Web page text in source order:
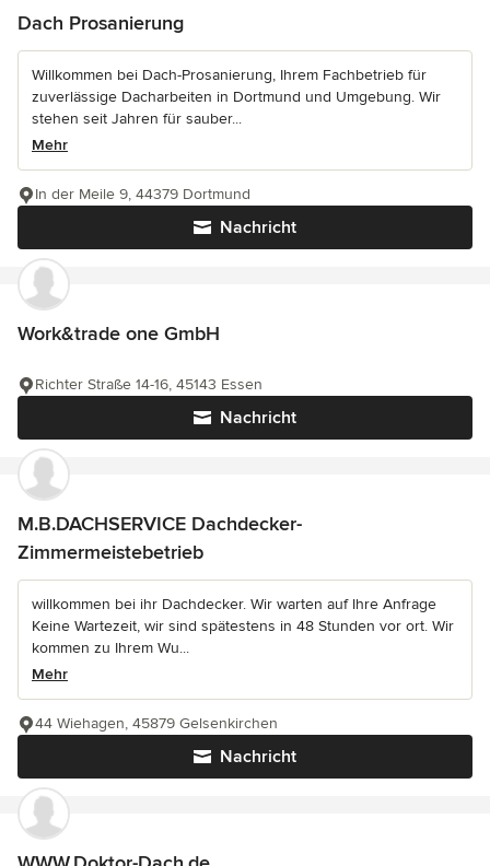
Dach Prosanierung
Willkommen bei Dach-Prosanierung, Ihrem Fachbetrieb für
zuverlässige Dacharbeiten in Dortmund und Umgebung. Wir
stehen seit Jahren für sauber...
Mehr
Nachricht
In der Meile 9, 44379 Dortmund
Work&trade one GmbH
Nachricht
Richter Straße 14-16, 45143 Essen
M.B.DACHSERVICE Dachdecker-
Zimmermeistebetrieb
willkommen bei ihr Dachdecker. Wir warten auf Ihre Anfrage
Keine Wartezeit, wir sind spätestens in 48 Stunden vor ort. Wir
kommen zu Ihrem Wu...
Mehr
Nachricht
44 Wiehagen, 45879 Gelsenkirchen